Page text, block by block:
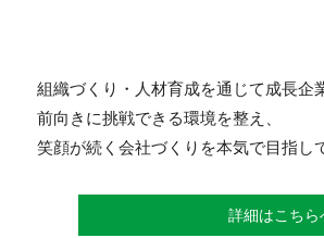
組織づくり・人材育成を通じて成長企
前向きに挑戦できる環境を整え、
笑顔が続く会社づくりを本気で目指し
詳細はこちら